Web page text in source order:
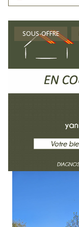
SOUS-OFFRE